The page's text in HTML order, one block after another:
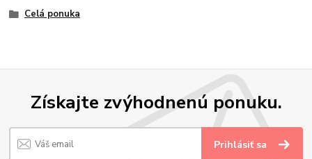
Celá ponuka
Získajte zvýhodnenú ponuku.
Prihlásiť sa